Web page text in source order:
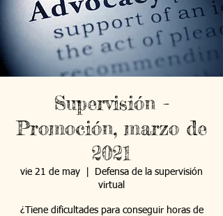
Supervisión -
Promoción, marzo de
2021
vie 21 de may
Defensa de la supervisión
virtual
¿Tiene dificultades para conseguir horas de